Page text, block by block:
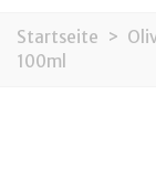
Startseite >
100ml